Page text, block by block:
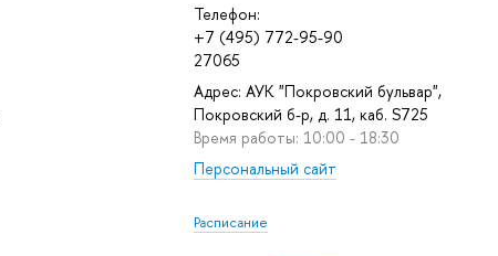
Телефон:
+7 (495) 772-95-90
27065
Адрес: АУК "Покровский бульвар",
Покровский б-р, д. 11, каб. S725
Время работы: 10:00 - 18:30
Персональный сайт
Расписание